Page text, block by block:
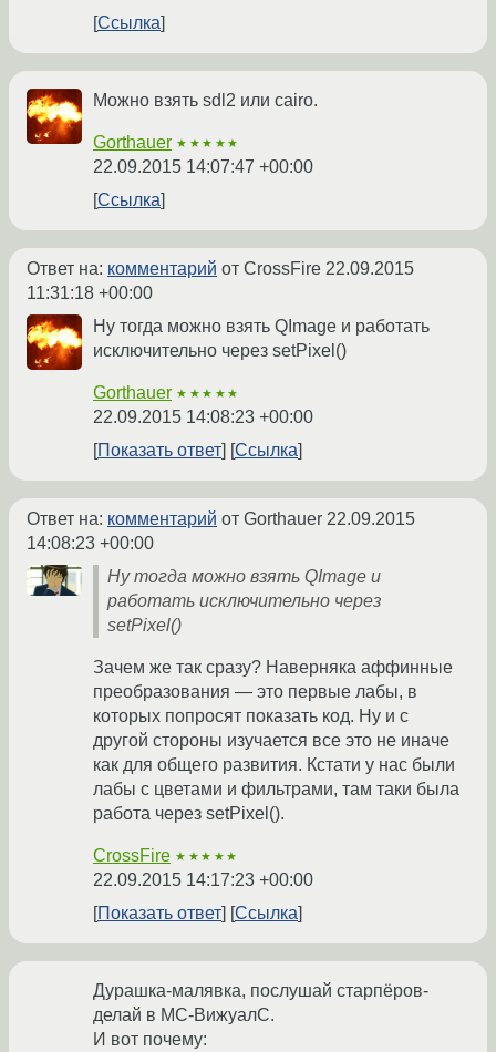
Ссылка
Можно взять sdl2 или cairo.
Gorthauer ★★★★★
22.09.2015 14:07:47 +00:00
Ссылка
Ответ на: комментарий от CrossFire 22.09.2015
11:31:18 +00:00
Ну тогда можно взять QImage и работать
исключительно через setPixel()
Gorthauer ★★★★★
22.09.2015 14:08:23 +00:00
Показать ответ
Ссылка
Ответ на: комментарий от Gorthauer 22.09.2015
14:08:23 +00:00
Ну тогда можно взять QImage и
работать исключительно через
setPixel()
Зачем же так сразу? Наверняка аффинные
преобразования — это первые лабы, в
которых попросят показать код. Ну и с
другой стороны изучается все это не иначе
как для общего развития. Кстати у нас были
лабы с цветами и фильтрами, там таки была
работа через setPixel().
CrossFire ★★★★★
22.09.2015 14:17:23 +00:00
Показать ответ
Ссылка
Дурашка-малявка, послушай старпёров-
делай в МС-ВижуалС.
И вот почему: